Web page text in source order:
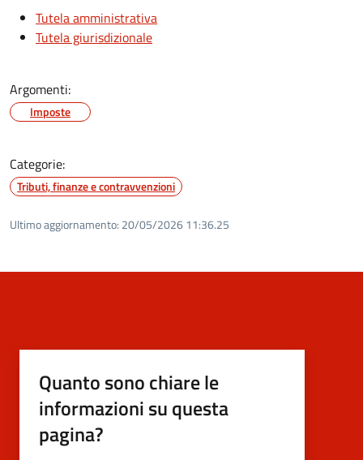
Tutela amministrativa
Tutela giurisdizionale
Argomenti:
Imposte
Categorie:
Tributi, finanze e contravvenzioni
Ultimo aggiornamento: 20/05/2026 11:36.25
Quanto sono chiare le
informazioni su questa
pagina?